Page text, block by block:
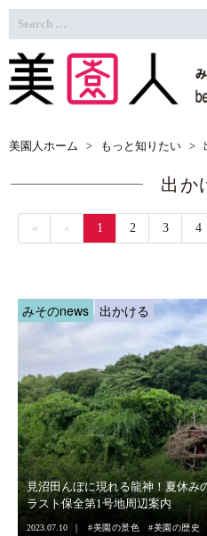
美園人ホーム > もっと知りたい >
出か
« ‹ 1 2 3 4
みそのnews 出かける
見沼田んぼに現れる龍神！夏休み
ラスト保全第1号地周辺案内
2023.07.10 美園の景色 美園の歴史